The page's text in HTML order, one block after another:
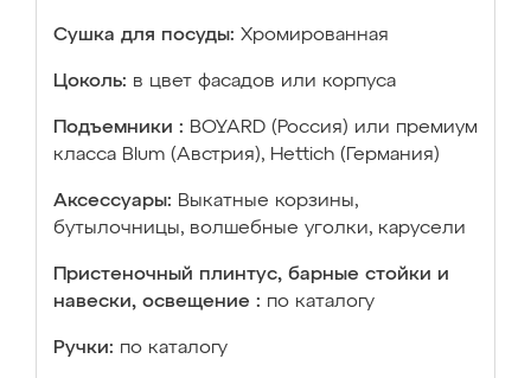
Сушка для посуды: Хромированная
Цоколь: в цвет фасадов или корпуса
Подъемники : BOYARD (Россия) или премиум
класса Blum (Австрия), Hettich (Германия)
Аксессуары: Выкатные корзины,
бутылочницы, волшебные уголки, карусели
Пристеночный плинтус, барные стойки и
навески, освещение : по каталогу
Ручки: по каталогу